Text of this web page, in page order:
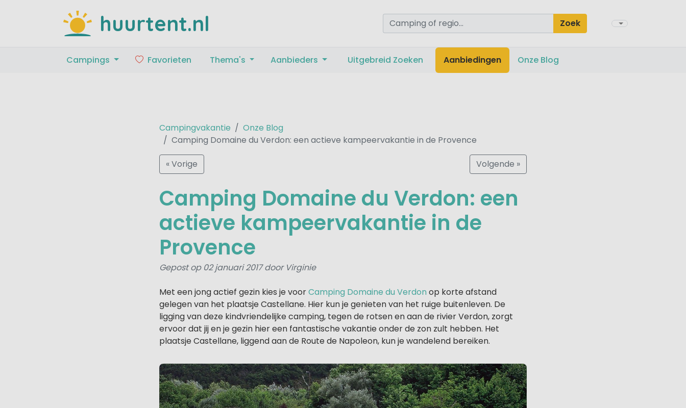
huurtent.nl Zoek
Campings Favorieten Thema's Aanbieders Uitgebreid Zoeken Aanbiedingen Onze Blog
Campingvakantie
Onze Blog
Camping Domaine du Verdon: een actieve kampeervakantie in de Provence
« Vorige Volgende »
Camping Domaine du Verdon: een
actieve kampeervakantie in de
Provence
Gepost op 02 januari 2017 door Virginie
Met een jong actief gezin kies je voorCamping Domaine du Verdon op korte afstand
gelegen van het plaatsje Castellane. Hier kun je genieten van het ruige buitenleven. De
ligging van deze kindvriendelijke camping, tegen de rotsen en aan de rivier Verdon, zorgt
ervoor dat jij en je gezin hier een fantastische vakantie onder de zon zult hebben. Het
plaatsje Castellane, liggend aan de Route de Napoleon, kun je wandelend bereiken.